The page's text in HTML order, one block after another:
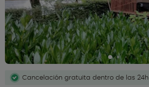
Cancelación gratuita dentro de las 24h